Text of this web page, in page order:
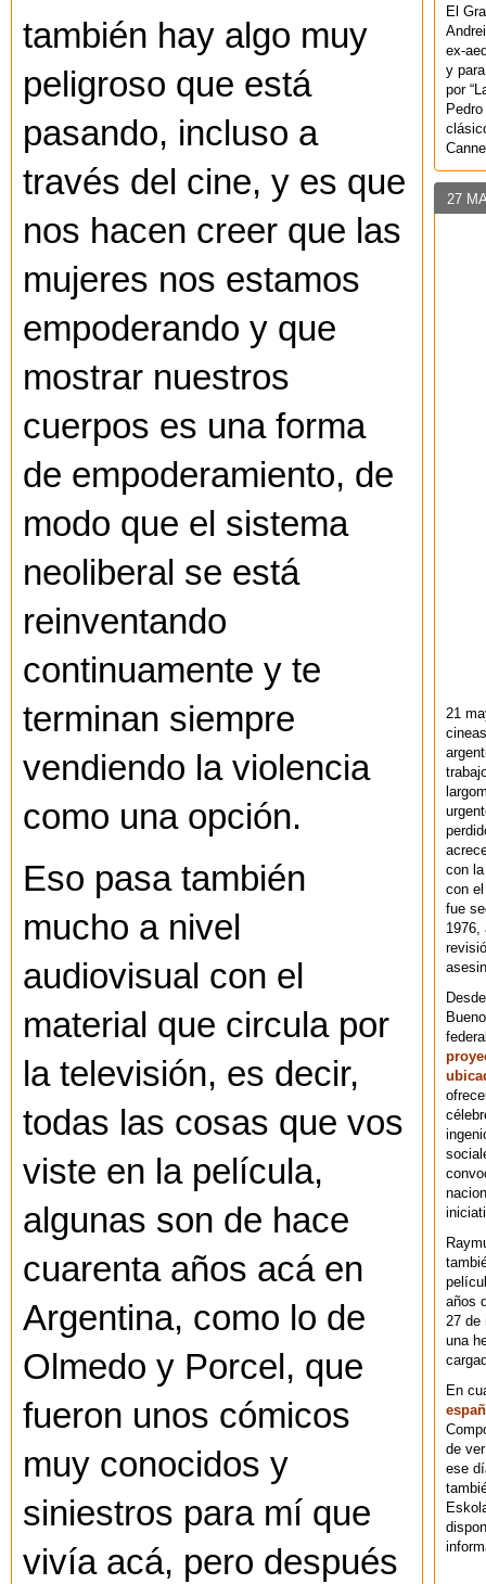
también hay algo muy
peligroso que está
pasando, incluso a
través del cine, y es que
nos hacen creer que las
mujeres nos estamos
empoderando y que
mostrar nuestros
cuerpos es una forma
de empoderamiento, de
modo que el sistema
neoliberal se está
reinventando
continuamente y te
terminan siempre
vendiendo la violencia
como una opción.
Eso pasa también
mucho a nivel
audiovisual con el
material que circula por
la televisión, es decir,
todas las cosas que vos
viste en la película,
algunas son de hace
cuarenta años acá en
Argentina, como lo de
Olmedo y Porcel, que
fueron unos cómicos
muy conocidos y
siniestros para mí que
vivía acá, pero después
El
ex-
y
por
27
21
con
con
fue
1976,
años
27 de
una
En
de
ese